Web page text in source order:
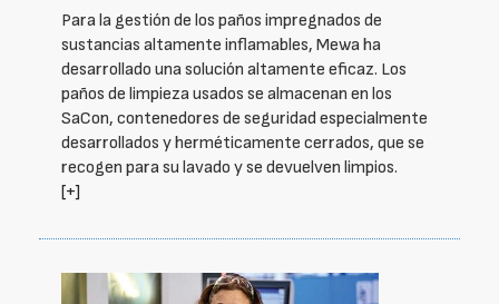
Para la gestión de los paños impregnados de
sustancias altamente inflamables, Mewa ha
desarrollado una solución altamente eficaz. Los
paños de limpieza usados se almacenan en los
SaCon, contenedores de seguridad especialmente
desarrollados y herméticamente cerrados, que se
recogen para su lavado y se devuelven limpios.
[+]